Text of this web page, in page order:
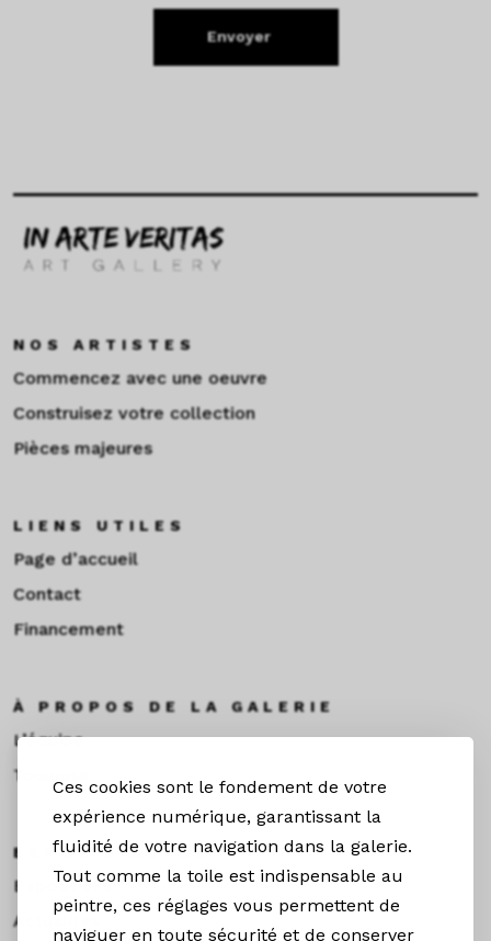
Ces cookies sont le fondement de votre
expérience numérique, garantissant la
fluidité de votre navigation dans la galerie.
Tout comme la toile est indispensable au
peintre, ces réglages vous permettent de
naviguer en toute sécurité et de conserver
Envoyer
NOS ARTISTES
Commencez avec une oeuvre
Construisez votre collection
Pièces majeures
LIENS UTILES
Page d’accueil
Contact
Financement
À PROPOS DE LA GALERIE
L’équipe
Toulouse
EXPOS & ACTUS
Expositions
Actualités